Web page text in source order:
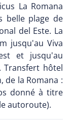
La Romana
belle plage de
del Este. La
jusqu'au Viva
et jusqu'au
Transfert hôtel
de la Romana :
donné à titre
autoroute).